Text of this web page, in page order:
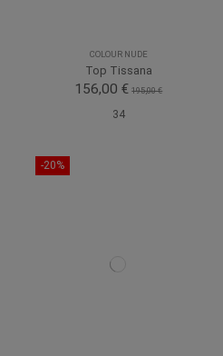
COLOUR NUDE
Top Tissana
156,00 € 195,00 €
34
-20%